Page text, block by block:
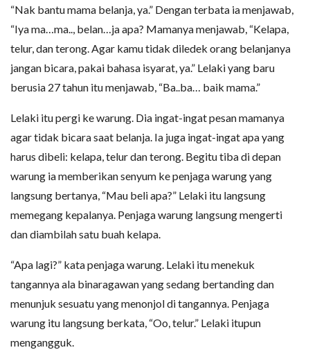
“Nak bantu mama belanja, ya.” Dengan terbata ia menjawab,
“Iya ma…ma.., belan…ja apa? Mamanya menjawab, “Kelapa,
telur, dan terong. Agar kamu tidak diledek orang belanjanya
jangan bicara, pakai bahasa isyarat, ya.” Lelaki yang baru
berusia 27 tahun itu menjawab, “Ba..ba… baik mama.”
Lelaki itu pergi ke warung. Dia ingat-ingat pesan mamanya
agar tidak bicara saat belanja. Ia juga ingat-ingat apa yang
harus dibeli: kelapa, telur dan terong. Begitu tiba di depan
warung ia memberikan senyum ke penjaga warung yang
langsung bertanya, “Mau beli apa?” Lelaki itu langsung
memegang kepalanya. Penjaga warung langsung mengerti
dan diambilah satu buah kelapa.
“Apa lagi?” kata penjaga warung. Lelaki itu menekuk
tangannya ala binaragawan yang sedang bertanding dan
menunjuk sesuatu yang menonjol di tangannya. Penjaga
warung itu langsung berkata, “Oo, telur.” Lelaki itupun
mengangguk.